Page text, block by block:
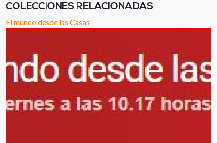
COLECCIONES RELACIONADAS
El mundo desde las Casas